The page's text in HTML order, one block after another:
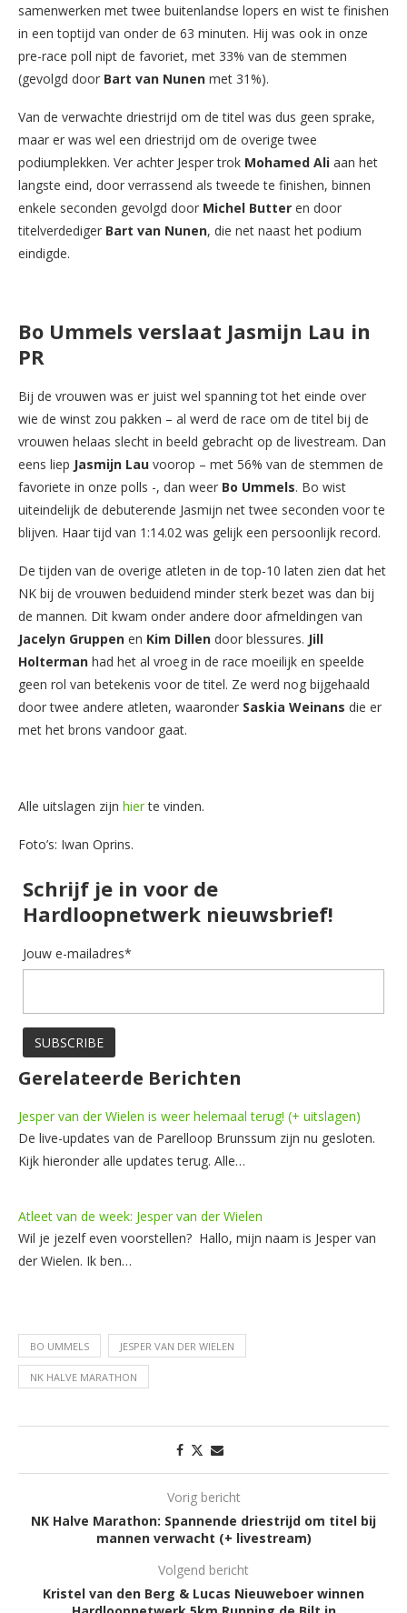
samenwerken met twee buitenlandse lopers en wist te finishen
in een toptijd van onder de 63 minuten. Hij was ook in onze
pre-race poll nipt de favoriet, met 33% van de stemmen
(gevolgd door Bart van Nunen met 31%).
Van de verwachte driestrijd om de titel was dus geen sprake,
maar er was wel een driestrijd om de overige twee
podiumplekken. Ver achter Jesper trok Mohamed Ali aan het
langste eind, door verrassend als tweede te finishen, binnen
enkele seconden gevolgd door Michel Butter en door
titelverdediger Bart van Nunen, die net naast het podium
eindigde.
Bo Ummels verslaat Jasmijn Lau in
PR
Bij de vrouwen was er juist wel spanning tot het einde over
wie de winst zou pakken – al werd de race om de titel bij de
vrouwen helaas slecht in beeld gebracht op de livestream. Dan
eens liep Jasmijn Lau voorop – met 56% van de stemmen de
favoriete in onze polls -, dan weer Bo Ummels. Bo wist
uiteindelijk de debuterende Jasmijn net twee seconden voor te
blijven. Haar tijd van 1:14.02 was gelijk een persoonlijk record.
De tijden van de overige atleten in de top-10 laten zien dat het
NK bij de vrouwen beduidend minder sterk bezet was dan bij
de mannen. Dit kwam onder andere door afmeldingen van
Jacelyn Gruppen en Kim Dillen door blessures. Jill
Holterman had het al vroeg in de race moeilijk en speelde
geen rol van betekenis voor de titel. Ze werd nog bijgehaald
door twee andere atleten, waaronder Saskia Weinans die er
met het brons vandoor gaat.
Alle uitslagen zijn hierte vinden.
Foto’s: Iwan Oprins.
Schrijf je in voor de
Hardloopnetwerk nieuwsbrief!
Jouw e-mailadres*
Gerelateerde Berichten
Jesper van der Wielen is weer helemaal terug! (+ uitslagen)
De live-updates van de Parelloop Brunssum zijn nu gesloten.
Kijk hieronder alle updates terug. Alle…
Atleet van de week: Jesper van der Wielen
Wil je jezelf even voorstellen? Hallo, mijn naam is Jesper van
der Wielen. Ik ben…
BO UMMELS JESPER VAN DER WIELEN
NK HALVE MARATHON
Vorig bericht
NK Halve Marathon: Spannende driestrijd om titel bij
mannen verwacht (+ livestream)
Volgend bericht
Kristel van den Berg & Lucas Nieuweboer winnen